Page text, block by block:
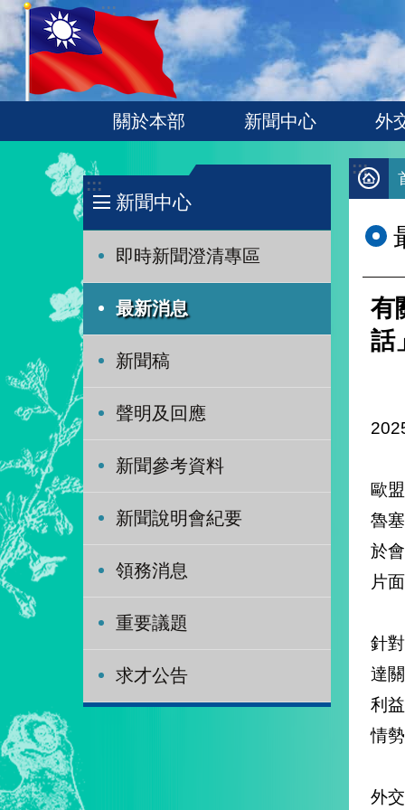
跳到主要內容區塊
:::
關於本部 新聞中心 外
:::
新聞中心
即時新聞澄清專區
最新消息
新聞稿
聲明及回應
新聞參考資料
新聞說明會紀要
領務消息
重要議題
求才公告
:::
有
話
歐
魯
於
片
針
達
利
情
外